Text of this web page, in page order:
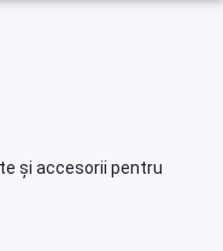
și accesorii pentru